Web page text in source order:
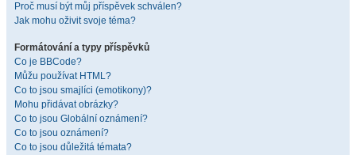
Proč musí být můj příspěvek schválen?
Jak mohu oživit svoje téma?
Formátování a typy příspěvků
Co je BBCode?
Můžu používat HTML?
Co to jsou smajlíci (emotikony)?
Mohu přidávat obrázky?
Co to jsou Globální oznámení?
Co to jsou oznámení?
Co to jsou důležitá témata?